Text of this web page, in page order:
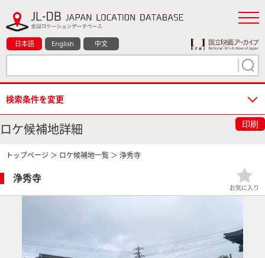
日本語 English 中文
検索条件を変更
ロケ候補地詳細 印刷
トップページ ＞ ロケ候補地一覧 ＞ 浄秀寺
浄秀寺
お気に入り